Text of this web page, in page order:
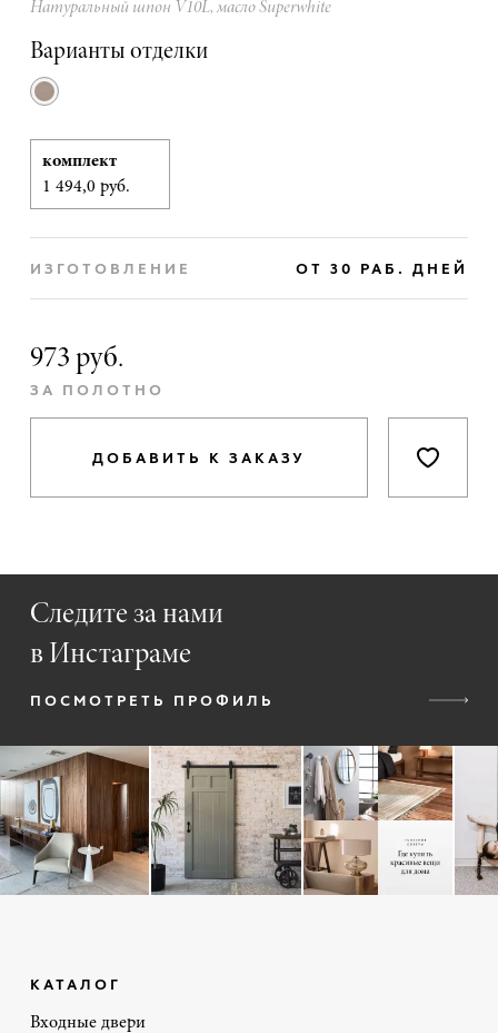
ИЗГОТОВЛЕНИЕ ОТ 30 РАБ. ДНЕЙ
973 руб.
ЗА ПОЛОТНО
ДОБАВИТЬ К ЗАКАЗУ
Натуральный шпон V10L, масло Superwhite
Варианты отделки
комплект
1 494,0 руб.
Следите за нами
в Инстаграме
ПОСМОТРЕТЬ ПРОФИЛЬ
КАТАЛОГ
Входные двери